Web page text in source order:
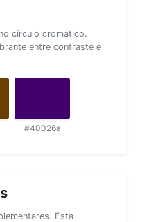
círculo cromático.
entre contraste e
#40026a
Esta